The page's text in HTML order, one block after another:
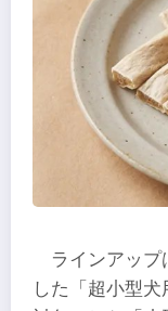
ラインアップ
した「超小型